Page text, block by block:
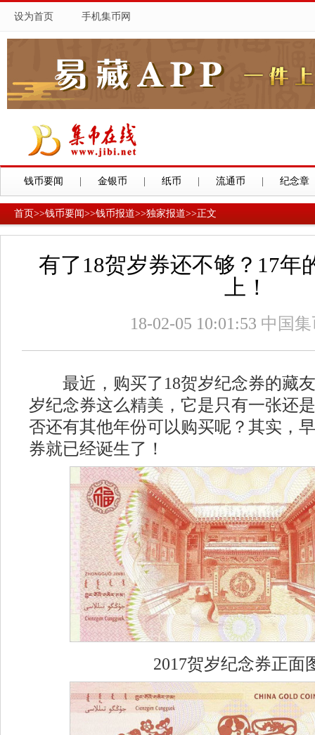
设为首页 手机集币网
钱币要闻 金银币 纸币 流通币 纪念章
首页>>钱币要闻>>钱币报道>>独家报道>>正文
有了18贺岁券还不够？17年
上！
18-02-05 10:01:53 中国
最近，购买了18贺岁纪念券的藏友
岁纪念券这么精美，它是只有一张还
否还有其他年份可以购买呢？其实，
券就已经诞生了！
2017贺岁纪念券正面